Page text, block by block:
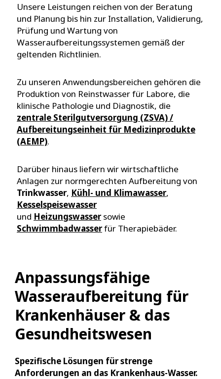
Unsere Leistungen reichen von der Beratung
und Planung bis hin zur Installation, Validierung,
Prüfung und Wartung von
Wasseraufbereitungssystemen gemäß der
geltenden Richtlinien.
Zu unseren Anwendungsbereichen gehören die
Produktion von Reinstwasser für Labore, die
klinische Pathologie und Diagnostik, die
zentrale Sterilgutversorgung (ZSVA) /
Aufbereitungseinheit für Medizinprodukte
(AEMP).
Darüber hinaus liefern wir wirtschaftliche
Anlagen zur normgerechten Aufbereitung von
Trinkwasser, Kühl- und Klimawasser,
Kesselspeisewasser
und Heizungswassersowie
Schwimmbadwasserfür Therapiebäder.
Anpassungsfähige
Wasseraufbereitung für
Krankenhäuser & das
Gesundheitswesen
Spezifische Lösungen für strenge
Anforderungen an das Krankenhaus-Wasser.